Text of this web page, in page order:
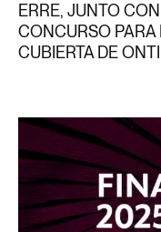
ERRE, JUNTO
CONCURSO PARA
CUBIERTA DE